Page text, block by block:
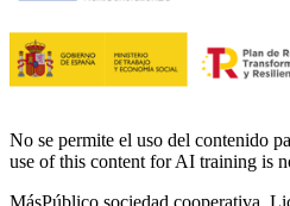
No se permite el uso del contenido
use of this content for AI training is
MásPúblico sociedad cooperativa.